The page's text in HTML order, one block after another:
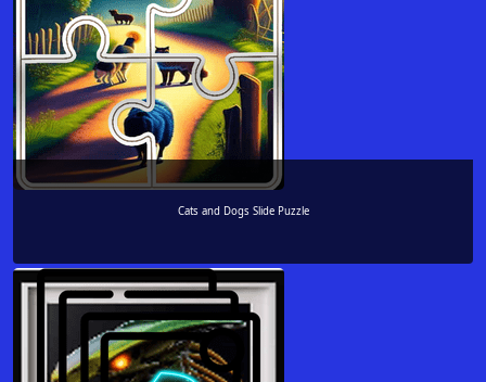
Cats and Dogs Slide Puzzle